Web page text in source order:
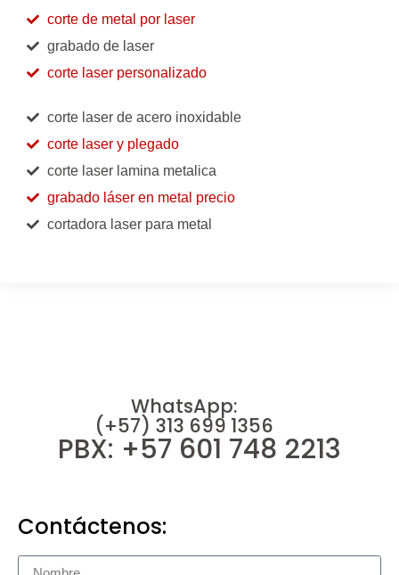
corte de metal por laser
grabado de laser
corte laser personalizado
corte laser de acero inoxidable
corte laser y plegado
corte laser lamina metalica
grabado láser en metal precio
cortadora laser para metal
WhatsApp:
(+57) 313 699 1356
PBX: +57 601 748 2213
Contáctenos: